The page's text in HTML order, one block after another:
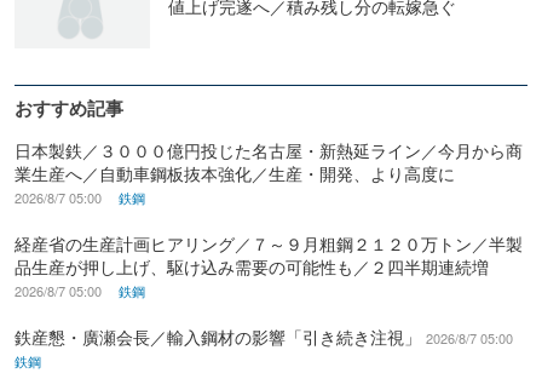
値上げ完遂へ／積み残し分の転嫁急ぐ
おすすめ記事
日本製鉄／３０００億円投じた名古屋・新熱延ライン／今月から商
業生産へ／自動車鋼板抜本強化／生産・開発、より高度に
2026/8/7 05:00 鉄鋼
経産省の生産計画ヒアリング／７～９月粗鋼２１２０万トン／半製
品生産が押し上げ、駆け込み需要の可能性も／２四半期連続増
2026/8/7 05:00 鉄鋼
鉄産懇・廣瀬会長／輸入鋼材の影響「引き続き注視」
2026/8/7 05:00
鉄鋼